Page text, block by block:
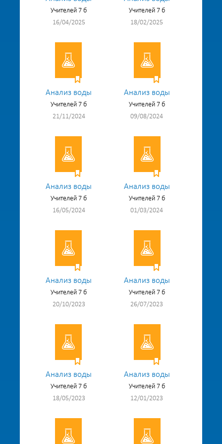
Учителей 7 б
16/04/2025
Учителей 7 б
18/02/2025
Анализ воды
Учителей 7 б
21/11/2024
Анализ воды
Учителей 7 б
09/08/2024
Анализ воды
Учителей 7 б
16/05/2024
Анализ воды
Учителей 7 б
01/03/2024
Анализ воды
Учителей 7 б
20/10/2023
Анализ воды
Учителей 7 б
26/07/2023
Анализ воды
Учителей 7 б
18/05/2023
Анализ воды
Учителей 7 б
12/01/2023